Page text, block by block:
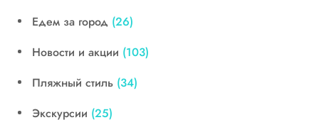
Едем за город (26)
Новости и акции (103)
Пляжный стиль (34)
Экскурсии (25)